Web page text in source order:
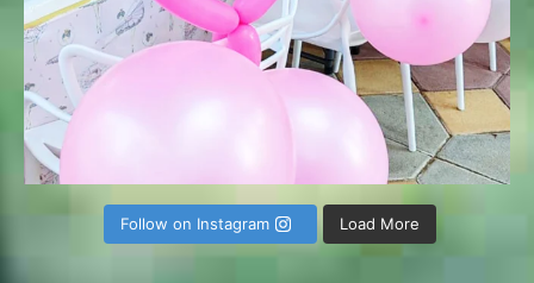
Load More
Follow on Instagram